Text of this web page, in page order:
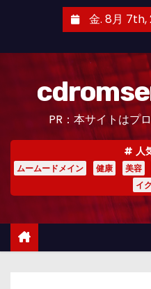
金. 8月 7th,
PR：本サイトはプ
人
ムームードメイン 健康 美容
イ